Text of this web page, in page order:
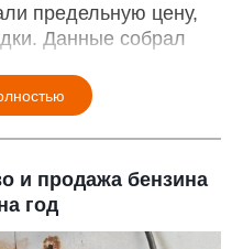
предельную цену,
Данные собрал
и продажа бензина
год